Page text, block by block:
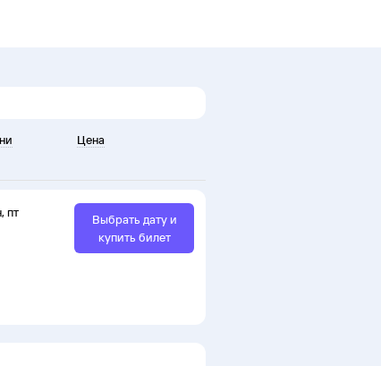
Цена
, пт
Выбрать дату и
купить билет